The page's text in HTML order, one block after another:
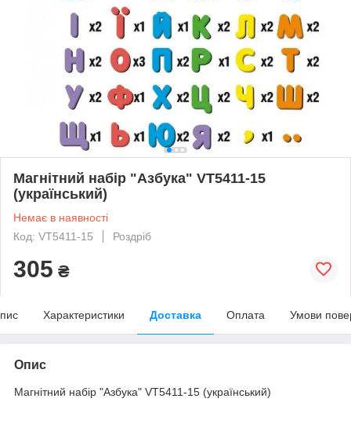
Магнітний набір "Азбука" VT5411-15
(український)
Немає в наявності
Код: VT5411-15
Роздріб
305 ₴
Характеристики Доставка Оплата Умови
Опис
Магнітний набір "Азбука" VT5411-15 (український)